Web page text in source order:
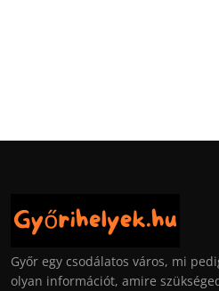
Győr egy csodálatos város, mi
olyan információt, amire